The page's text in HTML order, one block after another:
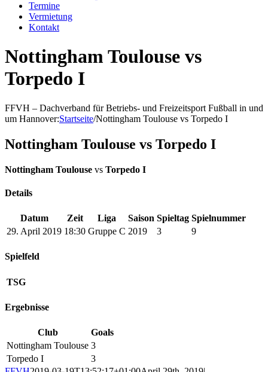
Termine
Vermietung
Kontakt
Nottingham Toulouse vs
Torpedo I
FFVH – Dachverband für Betriebs- und Freizeitsport Fußball in und
um Hannover:Startseite/Nottingham Toulouse vs Torpedo I
Nottingham Toulouse vs Torpedo I
Nottingham Toulouse vs Torpedo I
Details
Datum Zeit Liga Saison Spieltag Spielnummer
29. April 2019 18:30 Gruppe C 2019 3 9
Spielfeld
TSG
Ergebnisse
Club
Goals
Nottingham Toulouse 3
Torpedo I
3